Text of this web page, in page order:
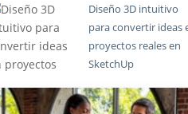
Diseño 3D intuitivo
para convertir ideas
proyectos reales en
SketchUp